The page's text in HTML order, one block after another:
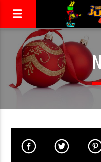
LA 1ÈRE